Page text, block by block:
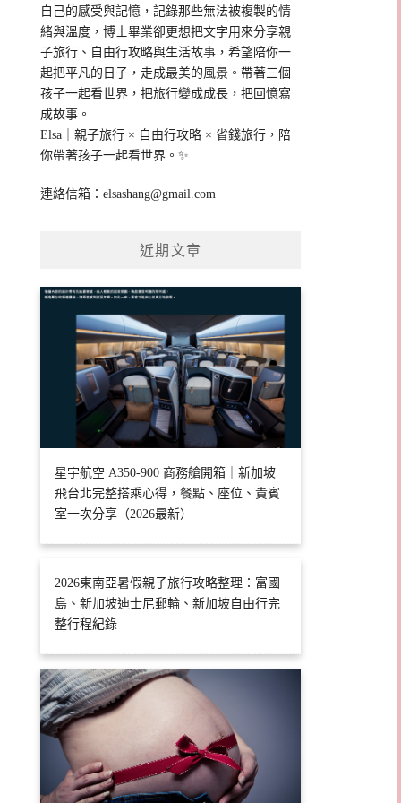
自己的感受與記憶，記錄那些無法被複製的情
緒與溫度，博士畢業卻更想把文字用來分享親
子旅行、自由行攻略與生活故事，希望陪你一
起把平凡的日子，走成最美的風景。帶著三個
孩子一起看世界，把旅行變成成長，把回憶寫
成故事。
Elsa｜親子旅行 × 自由行攻略 × 省錢旅行，陪
你帶著孩子一起看世界。✨
連絡信箱：elsashang@gmail.com
近期文章
星宇航空 A350-900 商務艙開箱｜新加坡
飛台北完整搭乘心得，餐點、座位、貴賓
室一次分享（2026最新）
2026東南亞暑假親子旅行攻略整理：富國
島、新加坡迪士尼郵輪、新加坡自由行完
整行程紀錄